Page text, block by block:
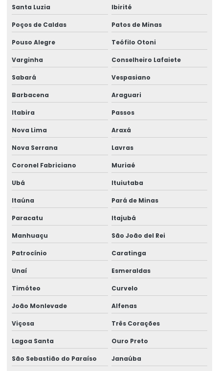
Santa Luzia Ibirité
Poços de Caldas Patos de Minas
Pouso Alegre Teófilo Otoni
Varginha Conselheiro Lafaiete
Sabará Vespasiano
Barbacena Araguari
Itabira Passos
Nova Lima Araxá
Nova Serrana Lavras
Coronel Fabriciano Muriaé
Ubá Ituiutaba
Itaúna Pará de Minas
Paracatu Itajubá
Manhuaçu São João del Rei
Patrocínio Caratinga
Unaí Esmeraldas
Timóteo Curvelo
João Monlevade Alfenas
Viçosa Três Corações
Lagoa Santa Ouro Preto
São Sebastião do Paraíso Janaúba